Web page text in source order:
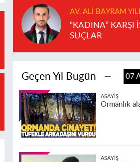
AV. ALI BAYRAM
“KADINA” KARŞI
SUÇLAR
Geçen Yıl Bugün 07
ASAYIŞ
Ormanlık
ASAYIŞ